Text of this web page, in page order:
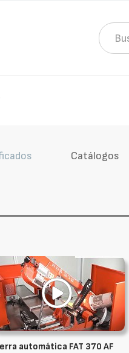
Catálogos
automática FAT 370 AF